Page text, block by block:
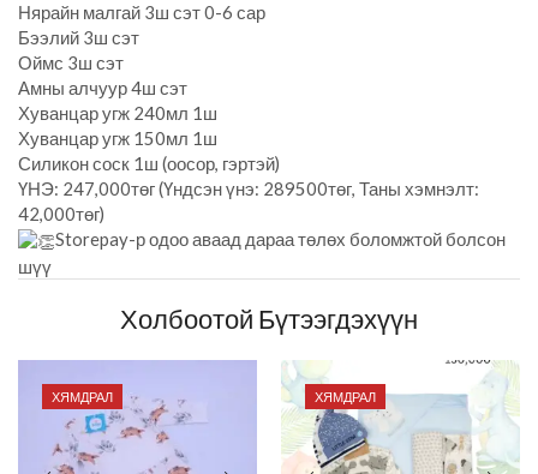
Нярайн малгай 3ш сэт 0-6 сар
Бээлий 3ш сэт
Оймс 3ш сэт
Амны алчуур 4ш сэт
Хуванцар угж 240мл 1ш
Хуванцар угж 150мл 1ш
Силикон соск 1ш (оосор, гэртэй)
ҮНЭ: 247,000төг (Үндсэн үнэ: 289500төг, Таны хэмнэлт:
42,000төг)
Storepay-р одоо аваад дараа төлөх боломжтой болсон
шүү
Холбоотой Бүтээгдэхүүн
ХЯМДРАЛ ХЯМДРАЛ